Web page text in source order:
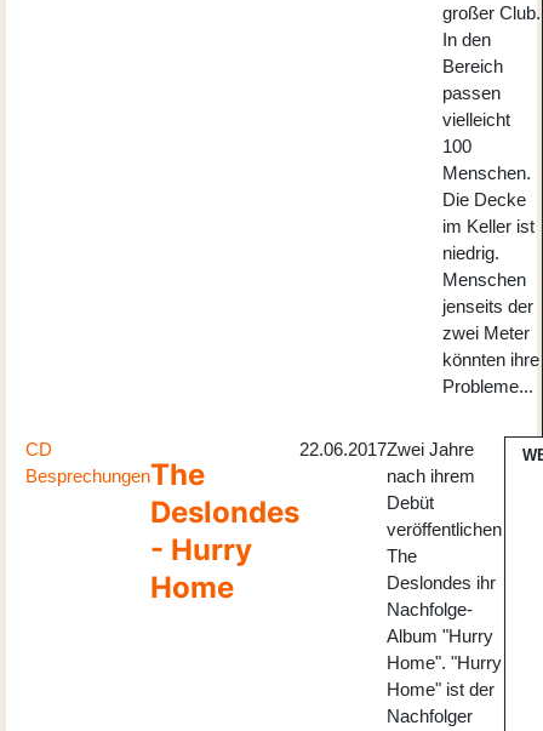
großer Club.
In den
Bereich
passen
vielleicht
100
Menschen.
Die Decke
im Keller ist
niedrig.
Menschen
jenseits der
zwei Meter
könnten ihre
Probleme...
CD
BesprechungenThe
Deslondes
- Hurry
Home
22.06.2017Zwei Jahre
nach ihrem
Debüt
veröffentlichen
The
Deslondes ihr
Nachfolge-
Album "Hurry
Home". "Hurry
Home" ist der
Nachfolger